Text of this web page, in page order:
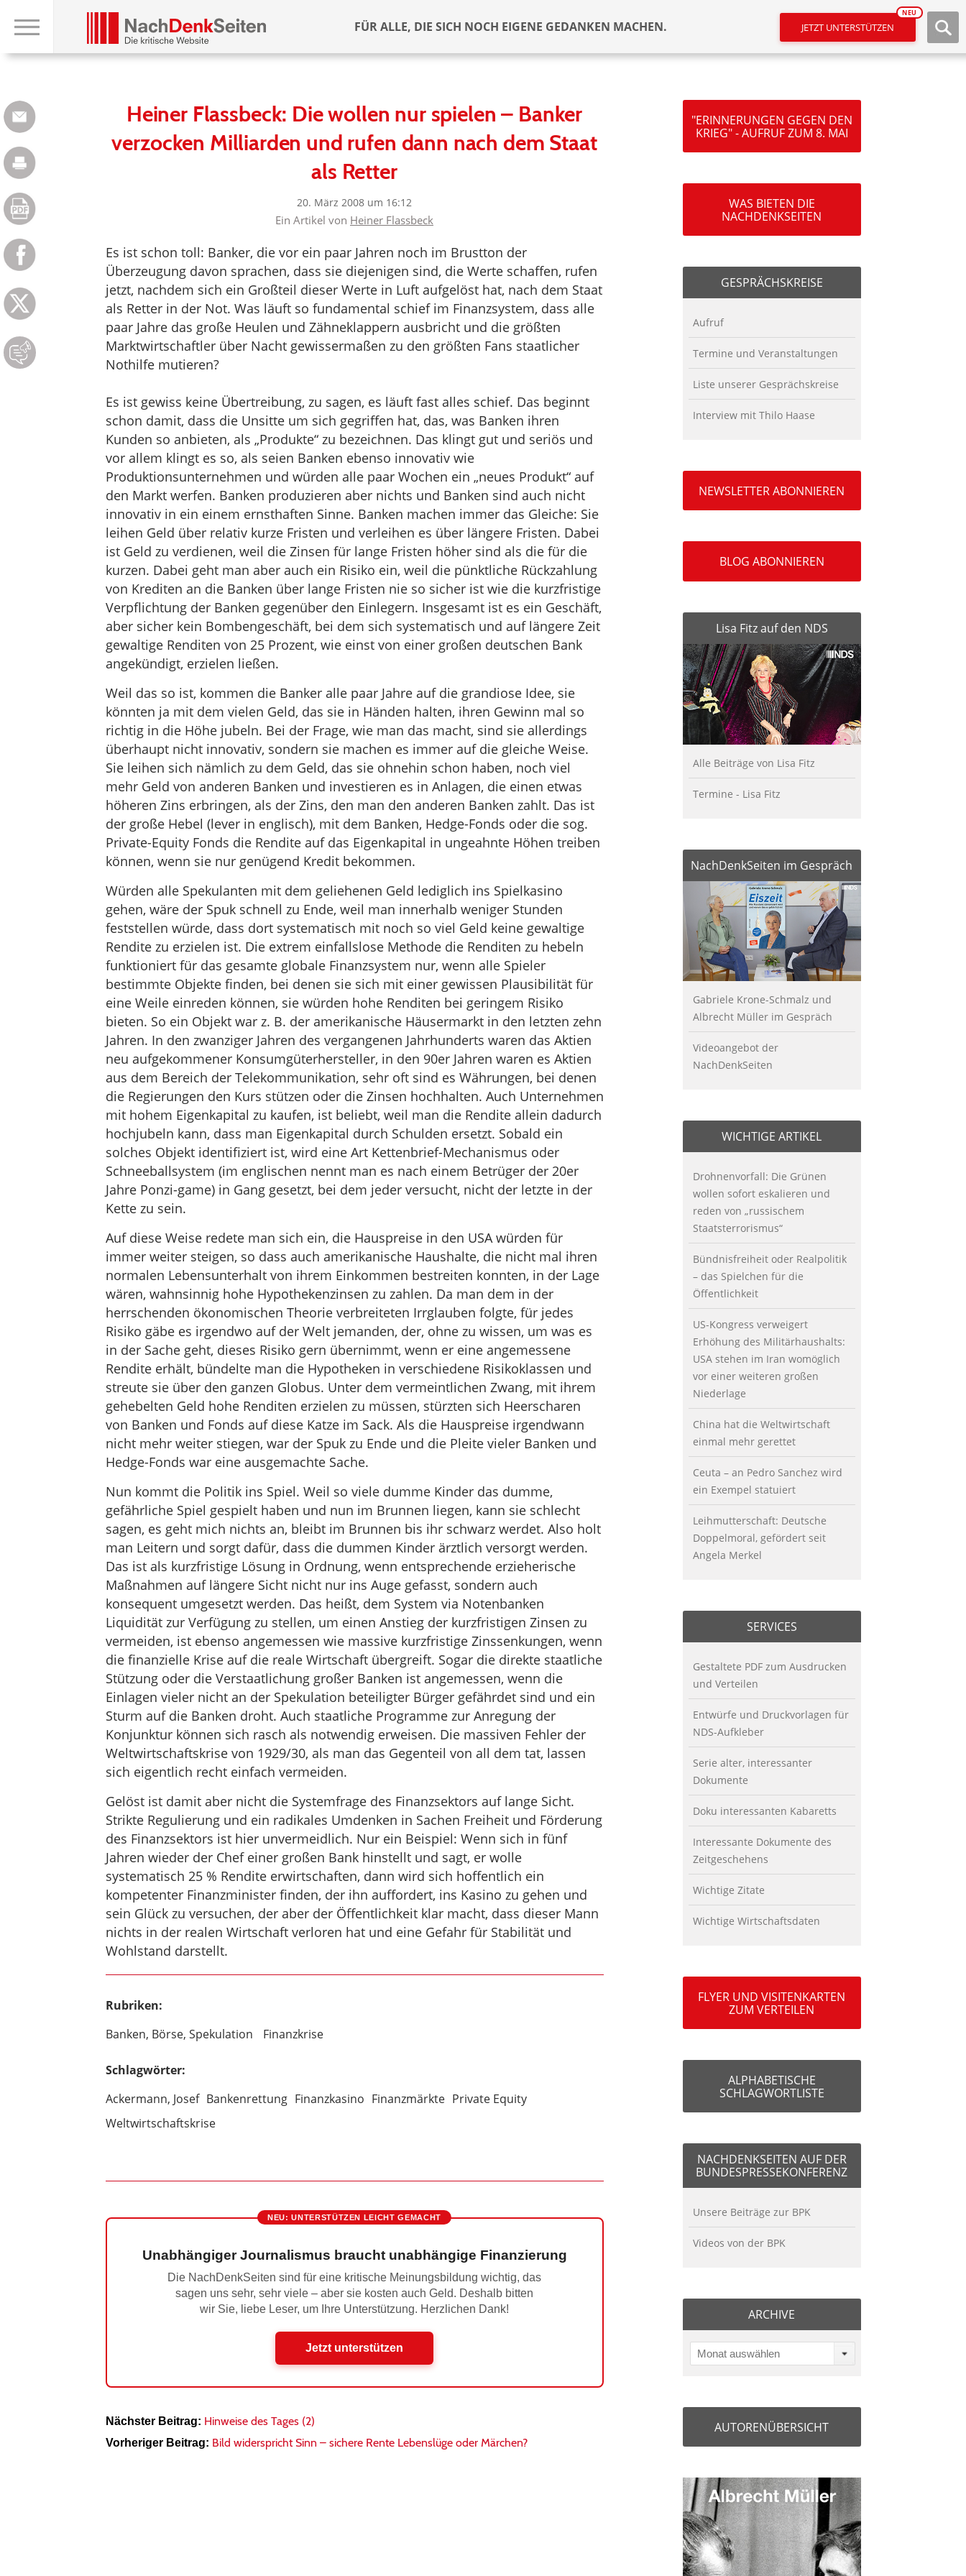
FÜR ALLE, DIE SICH NOCH EIGENE GEDANKEN MACHEN. JETZT UNTERSTÜTZEN
NEU
Heiner Flassbeck: Die wollen nur spielen – Banker
verzocken Milliarden und rufen dann nach dem Staat
als Retter
20. März 2008 um 16:12
Ein Artikel von Heiner Flassbeck
Es ist schon toll: Banker, die vor ein paar Jahren noch im Brustton der
Überzeugung davon sprachen, dass sie diejenigen sind, die Werte schaffen, rufen
jetzt, nachdem sich ein Großteil dieser Werte in Luft aufgelöst hat, nach dem Staat
als Retter in der Not. Was läuft so fundamental schief im Finanzsystem, dass alle
paar Jahre das große Heulen und Zähneklappern ausbricht und die größten
Marktwirtschaftler über Nacht gewissermaßen zu den größten Fans staatlicher
Nothilfe mutieren?
Es ist gewiss keine Übertreibung, zu sagen, es läuft fast alles schief. Das beginnt
schon damit, dass die Unsitte um sich gegriffen hat, das, was Banken ihren
Kunden so anbieten, als „Produkte“ zu bezeichnen. Das klingt gut und seriös und
vor allem klingt es so, als seien Banken ebenso innovativ wie
Produktionsunternehmen und würden alle paar Wochen ein „neues Produkt“ auf
den Markt werfen. Banken produzieren aber nichts und Banken sind auch nicht
innovativ in ein einem ernsthaften Sinne. Banken machen immer das Gleiche: Sie
leihen Geld über relativ kurze Fristen und verleihen es über längere Fristen. Dabei
ist Geld zu verdienen, weil die Zinsen für lange Fristen höher sind als die für die
kurzen. Dabei geht man aber auch ein Risiko ein, weil die pünktliche Rückzahlung
von Krediten an die Banken über lange Fristen nie so sicher ist wie die kurzfristige
Verpflichtung der Banken gegenüber den Einlegern. Insgesamt ist es ein Geschäft,
aber sicher kein Bombengeschäft, bei dem sich systematisch und auf längere Zeit
gewaltige Renditen von 25 Prozent, wie einst von einer großen deutschen Bank
angekündigt, erzielen ließen.
Weil das so ist, kommen die Banker alle paar Jahre auf die grandiose Idee, sie
könnten ja mit dem vielen Geld, das sie in Händen halten, ihren Gewinn mal so
richtig in die Höhe jubeln. Bei der Frage, wie man das macht, sind sie allerdings
überhaupt nicht innovativ, sondern sie machen es immer auf die gleiche Weise.
Sie leihen sich nämlich zu dem Geld, das sie ohnehin schon haben, noch viel
mehr Geld von anderen Banken und investieren es in Anlagen, die einen etwas
höheren Zins erbringen, als der Zins, den man den anderen Banken zahlt. Das ist
der große Hebel (lever in englisch), mit dem Banken, Hedge-Fonds oder die sog.
Private-Equity Fonds die Rendite auf das Eigenkapital in ungeahnte Höhen treiben
können, wenn sie nur genügend Kredit bekommen.
Würden alle Spekulanten mit dem geliehenen Geld lediglich ins Spielkasino
gehen, wäre der Spuk schnell zu Ende, weil man innerhalb weniger Stunden
feststellen würde, dass dort systematisch mit noch so viel Geld keine gewaltige
Rendite zu erzielen ist. Die extrem einfallslose Methode die Renditen zu hebeln
funktioniert für das gesamte globale Finanzsystem nur, wenn alle Spieler
bestimmte Objekte finden, bei denen sie sich mit einer gewissen Plausibilität für
eine Weile einreden können, sie würden hohe Renditen bei geringem Risiko
bieten. So ein Objekt war z. B. der amerikanische Häusermarkt in den letzten zehn
Jahren. In den zwanziger Jahren des vergangenen Jahrhunderts waren das Aktien
neu aufgekommener Konsumgüterhersteller, in den 90er Jahren waren es Aktien
aus dem Bereich der Telekommunikation, sehr oft sind es Währungen, bei denen
die Regierungen den Kurs stützen oder die Zinsen hochhalten. Auch Unternehmen
mit hohem Eigenkapital zu kaufen, ist beliebt, weil man die Rendite allein dadurch
hochjubeln kann, dass man Eigenkapital durch Schulden ersetzt. Sobald ein
solches Objekt identifiziert ist, wird eine Art Kettenbrief-Mechanismus oder
Schneeballsystem (im englischen nennt man es nach einem Betrüger der 20er
Jahre Ponzi-game) in Gang gesetzt, bei dem jeder versucht, nicht der letzte in der
Kette zu sein.
Auf diese Weise redete man sich ein, die Hauspreise in den USA würden für
immer weiter steigen, so dass auch amerikanische Haushalte, die nicht mal ihren
normalen Lebensunterhalt von ihrem Einkommen bestreiten konnten, in der Lage
wären, wahnsinnig hohe Hypothekenzinsen zu zahlen. Da man dem in der
herrschenden ökonomischen Theorie verbreiteten Irrglauben folgte, für jedes
Risiko gäbe es irgendwo auf der Welt jemanden, der, ohne zu wissen, um was es
in der Sache geht, dieses Risiko gern übernimmt, wenn er eine angemessene
Rendite erhält, bündelte man die Hypotheken in verschiedene Risikoklassen und
streute sie über den ganzen Globus. Unter dem vermeintlichen Zwang, mit ihrem
gehebelten Geld hohe Renditen erzielen zu müssen, stürzten sich Heerscharen
von Banken und Fonds auf diese Katze im Sack. Als die Hauspreise irgendwann
nicht mehr weiter stiegen, war der Spuk zu Ende und die Pleite vieler Banken und
Hedge-Fonds war eine ausgemachte Sache.
Nun kommt die Politik ins Spiel. Weil so viele dumme Kinder das dumme,
gefährliche Spiel gespielt haben und nun im Brunnen liegen, kann sie schlecht
sagen, es geht mich nichts an, bleibt im Brunnen bis ihr schwarz werdet. Also holt
man Leitern und sorgt dafür, dass die dummen Kinder ärztlich versorgt werden.
Das ist als kurzfristige Lösung in Ordnung, wenn entsprechende erzieherische
Maßnahmen auf längere Sicht nicht nur ins Auge gefasst, sondern auch
konsequent umgesetzt werden. Das heißt, dem System via Notenbanken
Liquidität zur Verfügung zu stellen, um einen Anstieg der kurzfristigen Zinsen zu
vermeiden, ist ebenso angemessen wie massive kurzfristige Zinssenkungen, wenn
die finanzielle Krise auf die reale Wirtschaft übergreift. Sogar die direkte staatliche
Stützung oder die Verstaatlichung großer Banken ist angemessen, wenn die
Einlagen vieler nicht an der Spekulation beteiligter Bürger gefährdet sind und ein
Sturm auf die Banken droht. Auch staatliche Programme zur Anregung der
Konjunktur können sich rasch als notwendig erweisen. Die massiven Fehler der
Weltwirtschaftskrise von 1929/30, als man das Gegenteil von all dem tat, lassen
sich eigentlich recht einfach vermeiden.
Gelöst ist damit aber nicht die Systemfrage des Finanzsektors auf lange Sicht.
Strikte Regulierung und ein radikales Umdenken in Sachen Freiheit und Förderung
des Finanzsektors ist hier unvermeidlich. Nur ein Beispiel: Wenn sich in fünf
Jahren wieder der Chef einer großen Bank hinstellt und sagt, er wolle
systematisch 25 % Rendite erwirtschaften, dann wird sich hoffentlich ein
kompetenter Finanzminister finden, der ihn auffordert, ins Kasino zu gehen und
sein Glück zu versuchen, der aber der Öffentlichkeit klar macht, dass dieser Mann
nichts in der realen Wirtschaft verloren hat und eine Gefahr für Stabilität und
Wohlstand darstellt.
Rubriken:
Banken, Börse, Spekulation
Finanzkrise
Schlagwörter:
Ackermann, Josef Bankenrettung Finanzkasino Finanzmärkte Private Equity
Weltwirtschaftskrise
NEU: UNTERSTÜTZEN LEICHT GEMACHT
Unabhängiger Journalismus braucht unabhängige Finanzierung
Die NachDenkSeiten sind für eine kritische Meinungsbildung wichtig, das
sagen uns sehr, sehr viele – aber sie kosten auch Geld. Deshalb bitten
wir Sie, liebe Leser, um Ihre Unterstützung. Herzlichen Dank!
Jetzt unterstützen
Nächster Beitrag: Hinweise des Tages (2)
Vorheriger Beitrag: Bild widerspricht Sinn – sichere Rente Lebenslüge oder Märchen?
"ERINNERUNGEN GEGEN DEN
KRIEG" - AUFRUF ZUM 8. MAI
WAS BIETEN DIE
NACHDENKSEITEN
GESPRÄCHSKREISE
Aufruf
Termine und Veranstaltungen
Liste unserer Gesprächskreise
Interview mit Thilo Haase
NEWSLETTER ABONNIEREN
BLOG ABONNIEREN
Lisa Fitz auf den NDS
Alle Beiträge von Lisa Fitz
Termine - Lisa Fitz
NachDenkSeiten im Gespräch
Gabriele Krone-Schmalz und
Albrecht Müller im Gespräch
Videoangebot der
NachDenkSeiten
WICHTIGE ARTIKEL
Drohnenvorfall: Die Grünen
wollen sofort eskalieren und
reden von „russischem
Staatsterrorismus“
Bündnisfreiheit oder Realpolitik
– das Spielchen für die
Öffentlichkeit
US-Kongress verweigert
Erhöhung des Militärhaushalts:
USA stehen im Iran womöglich
vor einer weiteren großen
Niederlage
China hat die Weltwirtschaft
einmal mehr gerettet
Ceuta – an Pedro Sanchez wird
ein Exempel statuiert
Leihmutterschaft: Deutsche
Doppelmoral, gefördert seit
Angela Merkel
SERVICES
Gestaltete PDF zum Ausdrucken
und Verteilen
Entwürfe und Druckvorlagen für
NDS-Aufkleber
Serie alter, interessanter
Dokumente
Doku interessanten Kabaretts
Interessante Dokumente des
Zeitgeschehens
Wichtige Zitate
Wichtige Wirtschaftsdaten
FLYER UND VISITENKARTEN
ZUM VERTEILEN
ALPHABETISCHE
SCHLAGWORTLISTE
NACHDENKSEITEN AUF DER
BUNDESPRESSEKONFERENZ
Unsere Beiträge zur BPK
Videos von der BPK
ARCHIVE
Monat auswählen
AUTORENÜBERSICHT